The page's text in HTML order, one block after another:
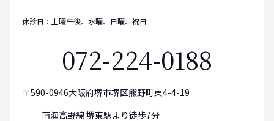
休診日：土曜午後、水曜、日曜、祝日
072-224-0188
〒590-0946大阪府堺市堺区熊野町東4-4-19
南海高野線 堺東駅より徒歩7分